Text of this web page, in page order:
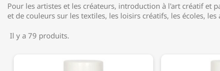
Pour les artistes et les créateurs, introduction à l'art créatif et
et de couleurs sur les textiles, les loisirs créatifs, les écoles, les
Il y a 79 produits.